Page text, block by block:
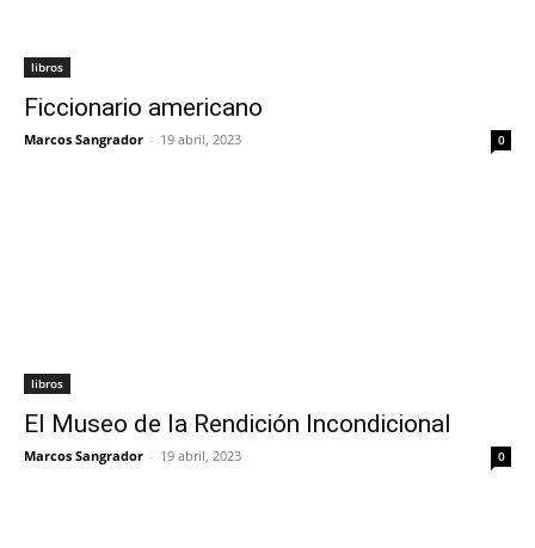
libros
Ficcionario americano
Marcos Sangrador - 19 abril, 2023 0
libros
El Museo de la Rendición Incondicional
Marcos Sangrador - 19 abril, 2023 0